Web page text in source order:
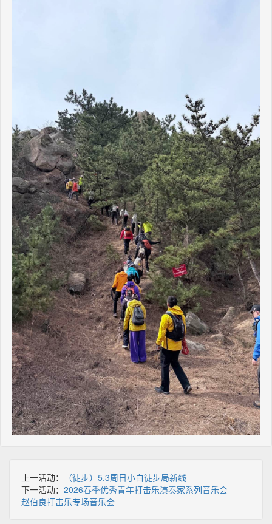
上一活动：
（徒步）5.3周日小白徒步局新线
下一活动： 2026春季优秀青年打击乐演奏家系列音乐会——
赵伯良打击乐专场音乐会